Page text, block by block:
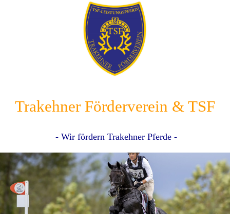
Trakehner Förderverein & TSF
- Wir fördern Trakehner Pferde -